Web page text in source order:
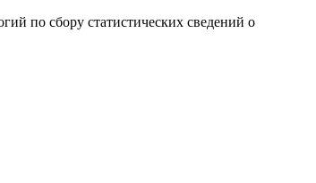
по сбору статистических сведений о